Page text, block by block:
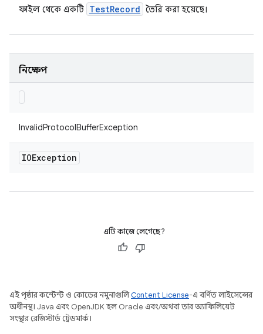
ফাইল থেকে একটি TestRecord তৈরি করা হয়েছে।
নিক্ষেপ
InvalidProtocolBufferException
IOException
এটি কাজে লেগেছে?
এই পৃষ্ঠার কন্টেন্ট ও কোডের নমুনাগুলিContent License-এ বর্ণিত লাইসেন্সের
অধীনস্থ। Java এবং OpenJDK হল Oracle এবং/অথবা তার অ্যাফিলিয়েট
সংস্থার রেজিস্টার্ড ট্রেডমার্ক।